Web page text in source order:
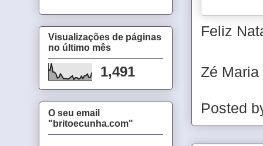
Feliz
Zé Maria
Posted
Visualizações de páginas
no último mês
1,491
O seu email
"britoecunha.com"